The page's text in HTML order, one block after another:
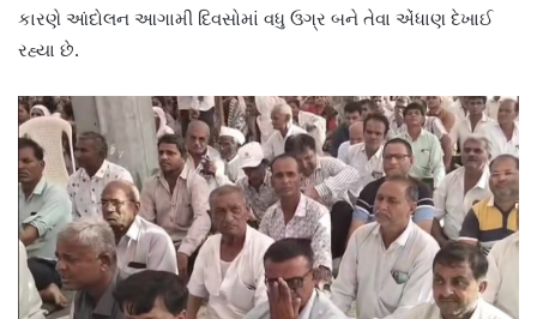
કારણે આંદોલન આગામી દિવસોમાં વધુ ઉગ્ર બને તેવા એંધાણ દેખાઈ
રહ્યા છે.